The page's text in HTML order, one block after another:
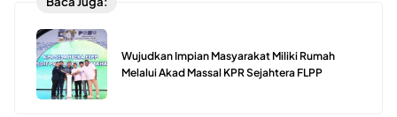
Wujudkan Impian Masyarakat Miliki Rumah
Melalui Akad Massal KPR Sejahtera FLPP